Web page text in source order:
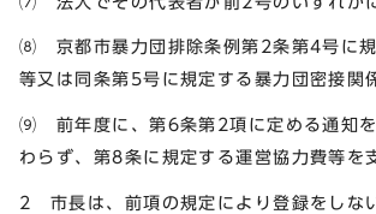
⑻ 京都市暴力団排除条例第2条第4号に規
等又は同条第5号に規定する暴力団密接関
⑼ 前年度に、第6条第2項に定める通知を
わらず、第8条に規定する運営協力費等を
2 市長は、前項の規定により登録をしな